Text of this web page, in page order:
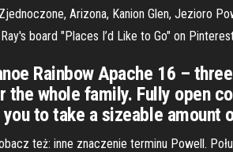
Arizona, Kanion Glen, Jezioro
board "Places I’d Like to Go" on
Rainbow Apache 16 –
whole family. Fully open
to take a sizeable amount
też: inne znaczenie terminu Powell.